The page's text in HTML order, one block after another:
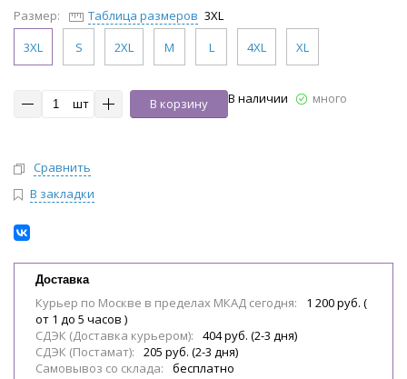
Размер: Таблица размеров 3XL
3XL
S 2XL M L 4XL XL
шт В корзину В наличии много
Сравнить
В закладки
Доставка
Курьер по Москве в пределах МКАД сегодня:
1 200 руб. (
от 1 до 5 часов )
СДЭК (Доставка курьером):
404 руб. (2-3 дня)
СДЭК (Постамат):
205 руб. (2-3 дня)
Самовывоз со склада:
бесплатно